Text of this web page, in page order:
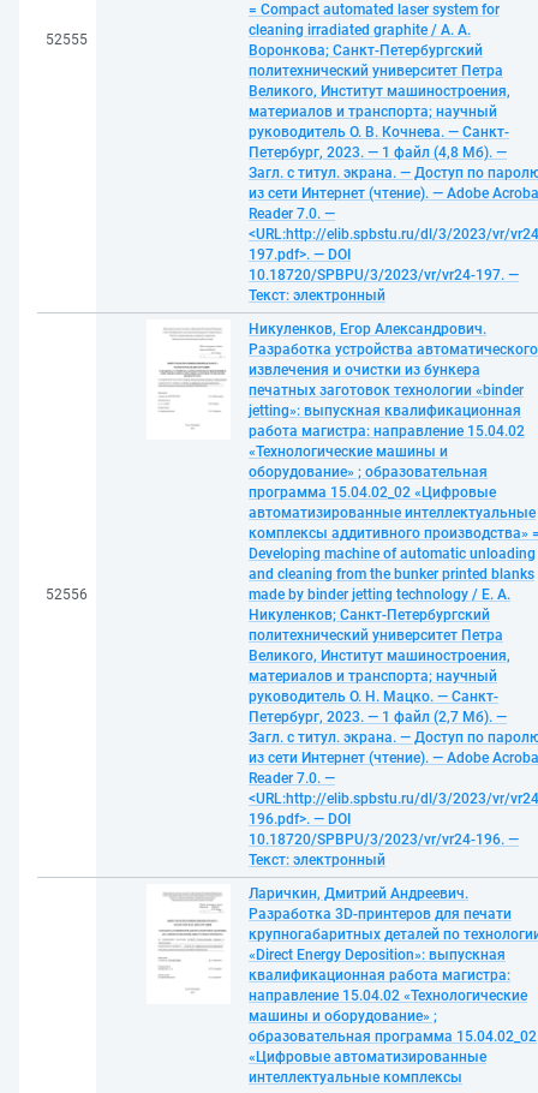
52555
= Compact automated laser system for
cleaning irradiated graphite / А. А.
Воронкова; Санкт-Петербургский
политехнический университет Петра
Великого, Институт машиностроения,
материалов и транспорта; научный
руководитель О. В. Кочнева. — Санкт-
Петербург, 2023. — 1 файл (4,8 Мб). —
Загл. с титул. экрана. — Доступ по
из сети Интернет (чтение). — Adobe
Reader 7.0. —
<URL:http://elib.spbstu.ru/dl/3/2023/vr/
197.pdf>. — DOI
10.18720/SPBPU/3/2023/vr/vr24-197. —
Текст: электронный
52556
Никуленков, Егор Александрович.
Разработка устройства автоматического
извлечения и очистки из бункера
печатных заготовок технологии «binder
jetting»: выпускная квалификационная
работа магистра: направление 15.04.02
«Технологические машины и
оборудование» ; образовательная
программа 15.04.02_02 «Цифровые
автоматизированные интеллектуальные
комплексы аддитивного производства»
Developing machine of automatic unloading
and cleaning from the bunker printed blanks
made by binder jetting technology / Е. А.
Никуленков; Санкт-Петербургский
политехнический университет Петра
Великого, Институт машиностроения,
материалов и транспорта; научный
руководитель О. Н. Мацко. — Санкт-
Петербург, 2023. — 1 файл (2,7 Мб). —
Загл. с титул. экрана. — Доступ по
из сети Интернет (чтение). — Adobe
Reader 7.0. —
<URL:http://elib.spbstu.ru/dl/3/2023/vr/
196.pdf>. — DOI
10.18720/SPBPU/3/2023/vr/vr24-196. —
Текст: электронный
Ларичкин, Дмитрий Андреевич.
Разработка 3D-принтеров для печати
крупногабаритных деталей по
«Direct Energy Deposition»: выпускная
квалификационная работа магистра:
направление 15.04.02 «Технологические
машины и оборудование» ;
образовательная программа 15.04.02_02
«Цифровые автоматизированные
интеллектуальные комплексы